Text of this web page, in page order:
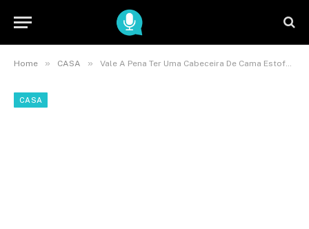
Home » CASA » Vale A Pena Ter Uma Cabeceira De Cama Estofada Descubra
CASA